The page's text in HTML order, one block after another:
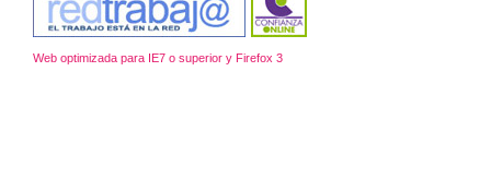
Web optimizada para IE7 o superior y Firefox 3